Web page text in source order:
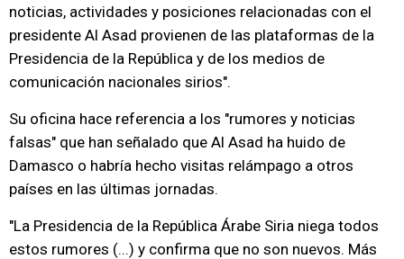
noticias, actividades y posiciones relacionadas con el
presidente Al Asad provienen de las plataformas de la
Presidencia de la República y de los medios de
comunicación nacionales sirios".
Su oficina hace referencia a los "rumores y noticias
falsas" que han señalado que Al Asad ha huido de
Damasco o habría hecho visitas relámpago a otros
países en las últimas jornadas.
"La Presidencia de la República Árabe Siria niega todos
estos rumores (...) y confirma que no son nuevos. Más